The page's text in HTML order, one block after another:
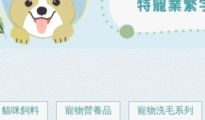
貓咪飼料 寵物營養品 寵物洗毛系列